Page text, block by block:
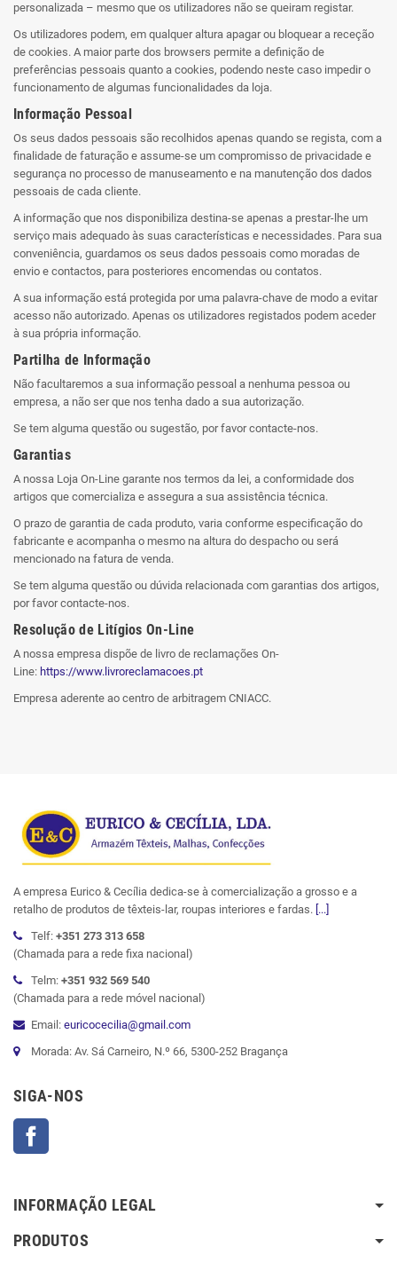
personalizada – mesmo que os utilizadores não se queiram registar.
Os utilizadores podem, em qualquer altura apagar ou bloquear a receção
de cookies. A maior parte dos browsers permite a definição de
preferências pessoais quanto a cookies, podendo neste caso impedir o
funcionamento de algumas funcionalidades da loja.
Informação Pessoal
Os seus dados pessoais são recolhidos apenas quando se regista, com a
finalidade de faturação e assume-se um compromisso de privacidade e
segurança no processo de manuseamento e na manutenção dos dados
pessoais de cada cliente.
A informação que nos disponibiliza destina-se apenas a prestar-lhe um
serviço mais adequado às suas características e necessidades. Para sua
conveniência, guardamos os seus dados pessoais como moradas de
envio e contactos, para posteriores encomendas ou contatos.
A sua informação está protegida por uma palavra-chave de modo a evitar
acesso não autorizado. Apenas os utilizadores registados podem aceder
à sua própria informação.
Partilha de Informação
Não facultaremos a sua informação pessoal a nenhuma pessoa ou
empresa, a não ser que nos tenha dado a sua autorização.
Se tem alguma questão ou sugestão, por favor contacte-nos.
Garantias
A nossa Loja On-Line garante nos termos da lei, a conformidade dos
artigos que comercializa e assegura a sua assistência técnica.
O prazo de garantia de cada produto, varia conforme especificação do
fabricante e acompanha o mesmo na altura do despacho ou será
mencionado na fatura de venda.
Se tem alguma questão ou dúvida relacionada com garantias dos artigos,
por favor contacte-nos.
Resolução de Litígios On-Line
A nossa empresa dispõe de livro de reclamações On-
Line: https://www.livroreclamacoes.pt
Empresa aderente ao centro de arbitragem CNIACC.
A empresa Eurico & Cecília dedica-se à comercialização a grosso e a
retalho de produtos de têxteis-lar, roupas interiores e fardas. [...]
Telf: +351 273 313 658
(Chamada para a rede fixa nacional)
Telm: +351 932 569 540
(Chamada para a rede móvel nacional)
Email: euricocecilia@gmail.com
Morada: Av. Sá Carneiro, N.º 66, 5300-252 Bragança
SIGA-NOS
INFORMAÇÃO LEGAL
PRODUTOS